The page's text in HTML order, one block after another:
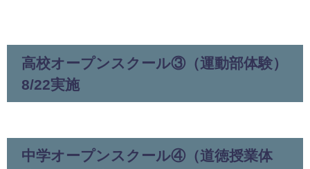
高校オープンスクール③（運動部体験）
8/22実施
中学オープンスクール④（道徳授業体